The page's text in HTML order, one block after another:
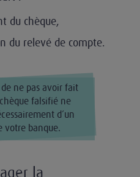
du chèque,
du relevé de compte.
ne pas avoir fait
falsifié ne
d’un
votre banque.
la